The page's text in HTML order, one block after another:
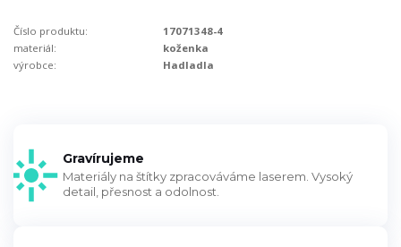
Číslo produktu:
17071348-4
materiál:
koženka
výrobce:
Hadladla
Gravírujeme
Materiály na štítky zpracováváme laserem. Vysoký
detail, přesnost a odolnost.